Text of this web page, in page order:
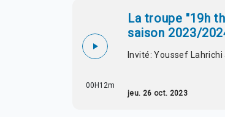
00H12m
La troupe "19h
saison 2023/
Invité: Youssef
jeu. 26 oct. 2023